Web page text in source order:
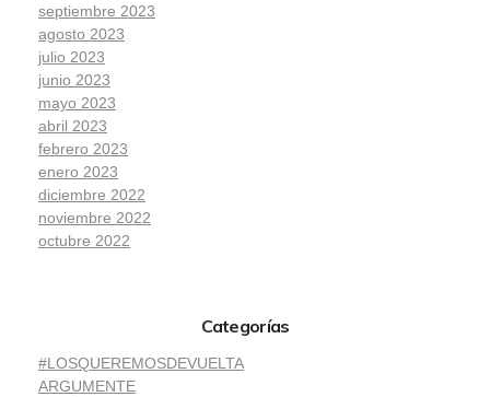
septiembre 2023
agosto 2023
julio 2023
junio 2023
mayo 2023
abril 2023
febrero 2023
enero 2023
diciembre 2022
noviembre 2022
octubre 2022
Categorías
#LOSQUEREMOSDEVUELTA
ARGUMENTE